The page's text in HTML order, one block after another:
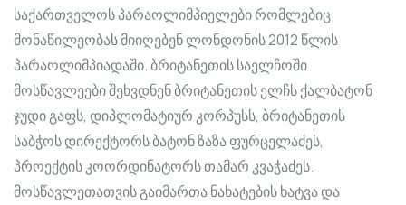
საქართველოს პარაოლიმპიელები რომლებიც
მონაწილეობას მიიღებენ ლონდონის 2012 წლის
პარაოლიმპიადაში. ბრიტანეთის საელჩოში
მოსწავლეები შეხვდნენ ბრიტანეთის ელჩს ქალბატონ
ჯუდი გაფს, დიპლომატიურ კორპუსს, ბრიტანეთის
საბჭოს დირექტორს ბატონ ზაზა ფურცელაძეს,
პროექტის კოორდინატორს თამარ კვაჭაძეს.
მოსწავლეთათვის გაიმართა ნახატების ხატვა და